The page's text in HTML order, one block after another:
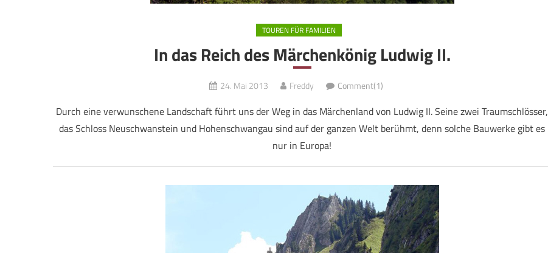
TOUREN FÜR FAMILIEN
In das Reich des Märchenkönig Ludwig II.
24. Mai 2013 Freddy Comment(1)
Durch eine verwunschene Landschaft führt uns der Weg in das Märchenland von Ludwig II. Seine zwei Traumschlösser,
das Schloss Neuschwanstein und Hohenschwangau sind auf der ganzen Welt berühmt, denn solche Bauwerke gibt es
nur in Europa!